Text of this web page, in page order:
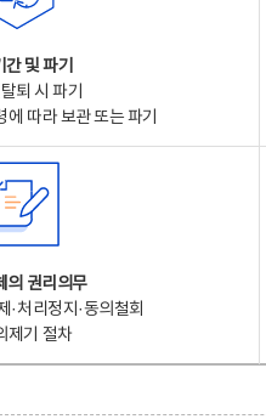
및 파기
퇴 시 파기
에 따라 보관 또는 파기
의 권리의무
·처리정지·동의철회
제기 절차